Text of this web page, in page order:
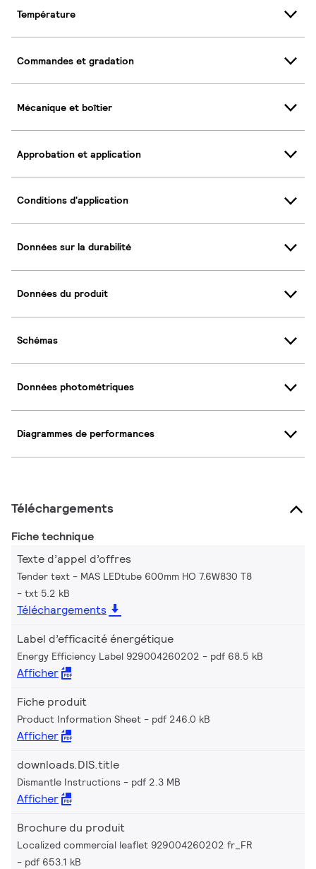
Température
Commandes et gradation
Mécanique et boîtier
Approbation et application
Conditions d'application
Données sur la durabilité
Données du produit
Schémas
Données photométriques
Diagrammes de performances
Téléchargements
Fiche technique
Texte d’appel d’offres
Tender text - MAS LEDtube 600mm HO 7.6W830 T8
txt 5.2 kB
Téléchargements
Label d’efficacité énergétique
Energy Efficiency Label 929004260202 pdf 68.5 kB
Afficher
Fiche produit
Product Information Sheet pdf 246.0 kB
Afficher
downloads.DIS.title
Dismantle Instructions pdf 2.3 MB
Afficher
Brochure du produit
Localized commercial leaflet 929004260202 fr_FR
pdf 653.1 kB